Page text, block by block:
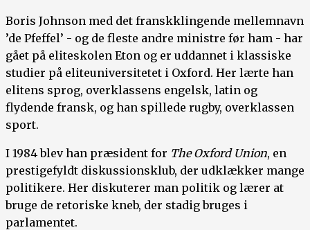
Boris Johnson med det franskklingende mellemnavn
’de Pfeffel’ - og de fleste andre ministre før ham - har
gået på eliteskolen Eton og er uddannet i klassiske
studier på eliteuniversitetet i Oxford. Her lærte han
elitens sprog, overklassens engelsk, latin og
flydende fransk, og han spillede rugby, overklassen
sport.
I 1984 blev han præsident for The Oxford Union, en
prestigefyldt diskussionsklub, der udklækker mange
politikere. Her diskuterer man politik og lærer at
bruge de retoriske kneb, der stadig bruges i
parlamentet.